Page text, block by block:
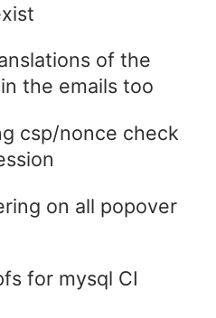
of the
the emails too
csp/nonce check
on all popover
for mysql CI